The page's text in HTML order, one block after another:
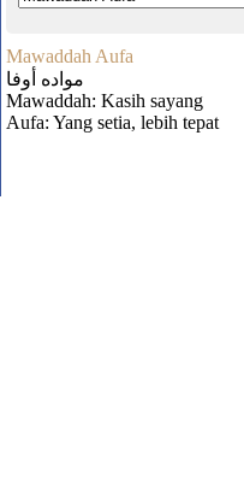
Mawaddah Aufa
مواده أوفا
Mawaddah: Kasih sayang
Aufa: Yang setia, lebih tepat